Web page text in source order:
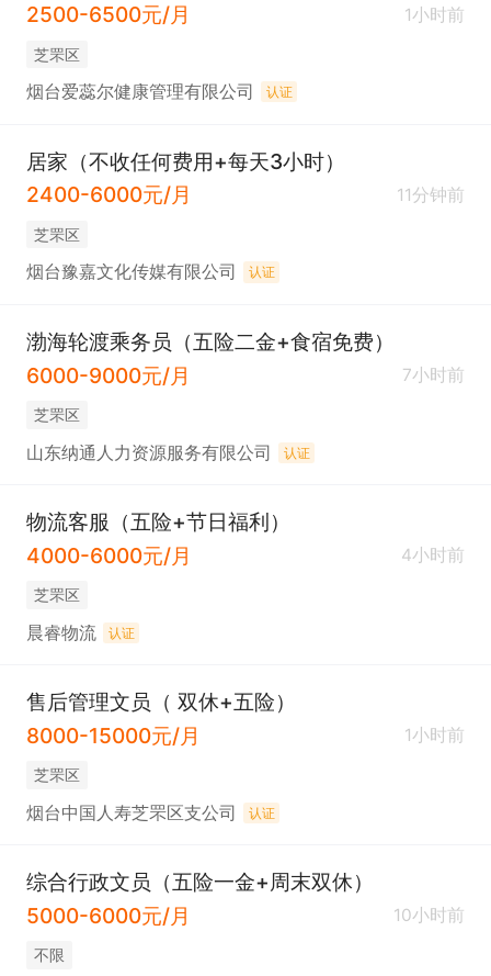
2500-6500元/月 1小时前
芝罘区
烟台爱蕊尔健康管理有限公司 认证
居家（不收任何费用+每天3小时）
2400-6000元/月
11分钟前
芝罘区
烟台豫嘉文化传媒有限公司 认证
渤海轮渡乘务员（五险二金+食宿免费）
6000-9000元/月
7小时前
芝罘区
山东纳通人力资源服务有限公司 认证
物流客服（五险+节日福利）
4000-6000元/月
4小时前
芝罘区
晨睿物流 认证
售后管理文员（ 双休+五险）
8000-15000元/月
1小时前
芝罘区
烟台中国人寿芝罘区支公司 认证
综合行政文员（五险一金+周末双休）
5000-6000元/月
10小时前
不限